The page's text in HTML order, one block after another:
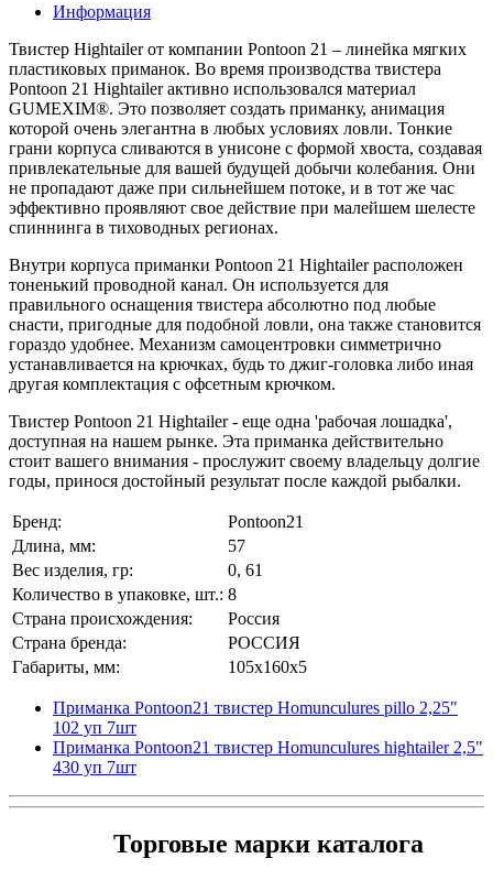
Информация
Твистер Hightailer от компании Pontoon 21 – линейка мягких
пластиковых приманок. Во время производства твистера
Pontoon 21 Hightailer активно использовался материал
GUMEXIM®. Это позволяет создать приманку, анимация
которой очень элегантна в любых условиях ловли. Тонкие
грани корпуса сливаются в унисоне с формой хвоста, создавая
привлекательные для вашей будущей добычи колебания. Они
не пропадают даже при сильнейшем потоке, и в тот же час
эффективно проявляют свое действие при малейшем шелесте
спиннинга в тиховодных регионах.
Внутри корпуса приманки Pontoon 21 Hightailer расположен
тоненький проводной канал. Он используется для
правильного оснащения твистера абсолютно под любые
снасти, пригодные для подобной ловли, она также становится
гораздо удобнее. Механизм самоцентровки симметрично
устанавливается на крючках, будь то джиг-головка либо иная
другая комплектация с офсетным крючком.
Твистер Pontoon 21 Hightailer - еще одна 'рабочая лошадка',
доступная на нашем рынке. Эта приманка действительно
стоит вашего внимания - прослужит своему владельцу долгие
годы, принося достойный результат после каждой рыбалки.
Бренд:
Pontoon21
Длина, мм:
57
Вес изделия, гр:
0, 61
Количество в упаковке, шт.: 8
Страна происхождения:
Россия
Страна бренда:
РОССИЯ
Габариты, мм:
105x160x5
Приманка Pontoon21 твистер Homunculures pillo 2,25"
102 уп 7шт
Приманка Pontoon21 твистер Homunculures hightailer 2,5"
430 уп 7шт
Торговые марки каталога